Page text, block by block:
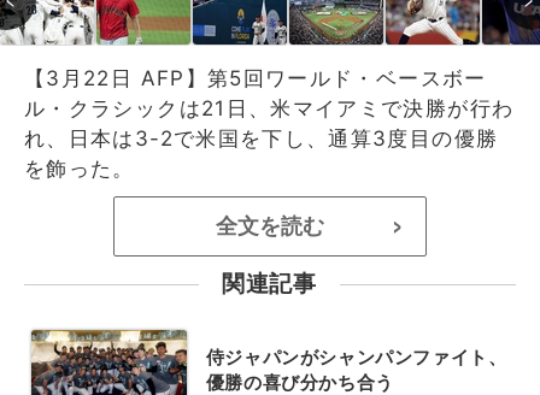
【3月22日 AFP】第5回ワールド・ベースボー
ル・クラシックは21日、米マイアミで決勝が行わ
れ、日本は3-2で米国を下し、通算3度目の優勝
を飾った。
全文を読む >
関連記事
侍ジャパンがシャンパンファイト、
優勝の喜び分かち合う